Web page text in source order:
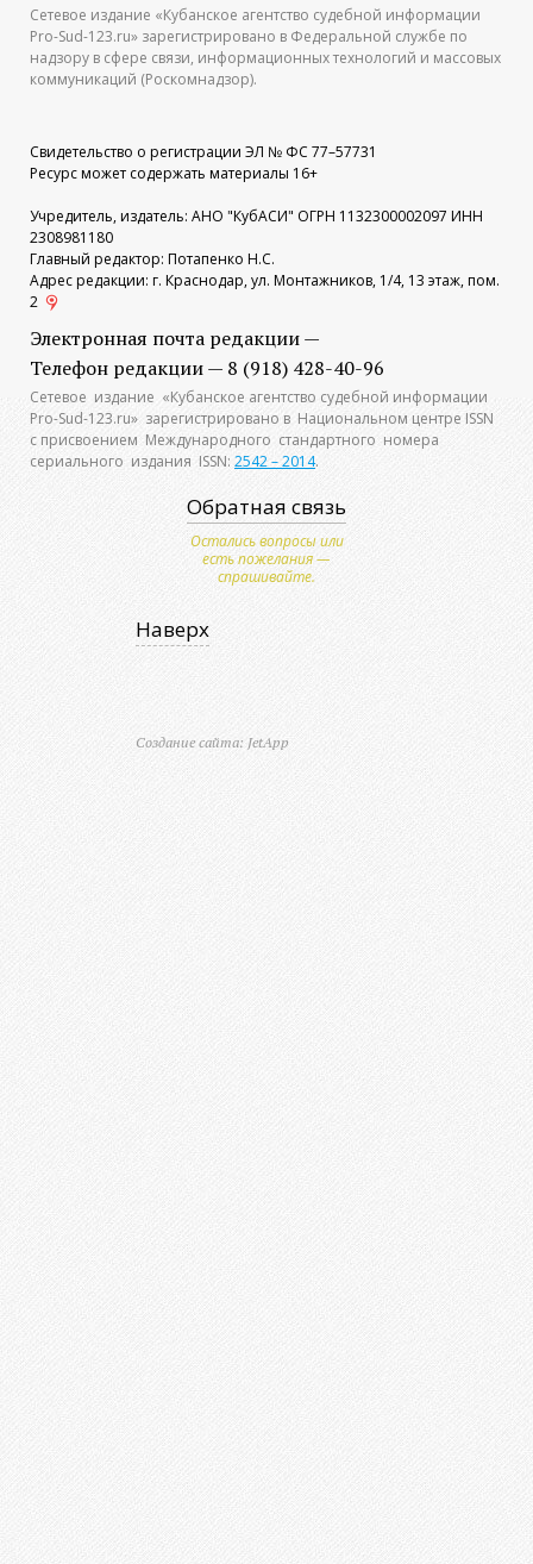
Сетевое издание «Кубанское агентство судебной информации
Pro-Sud-123.ru» зарегистрировано в Федеральной службе по
надзору в сфере связи, информационных технологий и массовых
коммуникаций (Роскомнадзор).
Свидетельство о регистрации ЭЛ № ФС 77–57731
Ресурс может содержать материалы 16+
Учредитель, издатель: АНО "КубАСИ" ОГРН 1132300002097 ИНН
2308981180
Главный редактор: Потапенко Н.С.
Адрес редакции: г. Краснодар, ул. Монтажников, 1/4, 13 этаж, пом.
2
Электронная почта редакции —
Телефон редакции — 8 (918) 428-40-96
Сетевое издание «Кубанское агентство судебной информации
Pro-Sud-123.ru» зарегистрировано в Национальном центре ISSN
с присвоением Международного стандартного номера
сериального издания ISSN: 2542 – 2014.
Обратная связь
Остались вопросы или
есть пожелания —
спрашивайте.
Наверх
Создание сайта: JetApp